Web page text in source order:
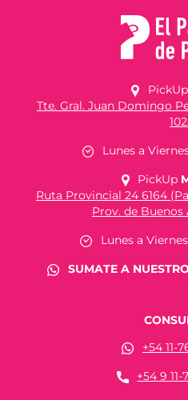
PickUp
Tte. Gral. Juan Domingo
Lunes a
PickUp
Ruta Provincial 24 6164
Prov. de Buenos
Lunes a
SUMATE A
+54 11-
+54 9